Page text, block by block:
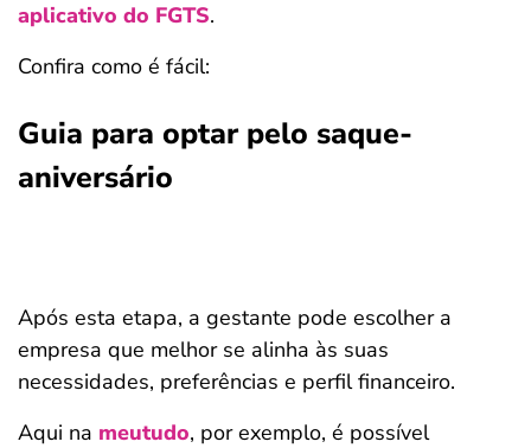
aplicativo do FGTS.
Confira como é fácil:
Guia para optar pelo saque-
aniversário
Após esta etapa, a gestante pode escolher a
empresa que melhor se alinha às suas
necessidades, preferências e perfil financeiro.
Aqui na meutudo, por exemplo, é possível